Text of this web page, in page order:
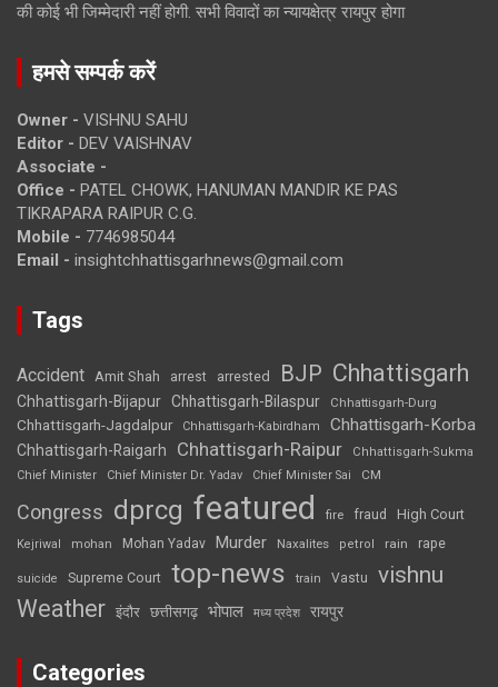
की कोई भी जिम्मेदारी नहीं होगी. सभी विवादों का न्यायक्षेत्र रायपुर होगा
हमसे सम्पर्क करें
Owner - VISHNU SAHU
Editor - DEV VAISHNAV
Associate -
Office - PATEL CHOWK, HANUMAN MANDIR KE PAS
TIKRAPARA RAIPUR C.G.
Mobile - 7746985044
Email - insightchhattisgarhnews@gmail.com
Tags
Accident Amit Shah arrest arrested BJP Chhattisgarh
Chhattisgarh-Bijapur Chhattisgarh-Bilaspur Chhattisgarh-Durg
Chhattisgarh-Jagdalpur Chhattisgarh-Kabirdham Chhattisgarh-Korba
Chhattisgarh-Raigarh Chhattisgarh-Raipur
Chhattisgarh-Sukma
Chief Minister
Chief Minister Dr. Yadav Chief Minister Sai CM
Congress dprcg featured fire fraud High Court
Kejriwal mohan Mohan Yadav Murder Naxalites petrol rain rape
suicide Supreme Court top-news train Vastu vishnu
Weather इंदौर छत्तीसगढ़ भोपाल मध्य प्रदेश रायपुर
Categories